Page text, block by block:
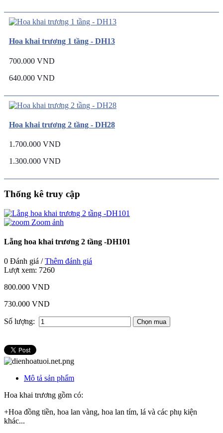
Hoa khai trương 1 tầng - DH13
700.000 VND
640.000 VND
Hoa khai trương 2 tầng - DH28
1.700.000 VND
1.300.000 VND
Thống kê truy cập
Zoom ảnh
Lẵng hoa khai trương 2 tầng -DH101
0 Đánh giá /Thêm đánh giá
Lượt xem: 7260
800.000 VND
730.000 VND
Số lượng:
Mô tả sản phẩm
Hoa khai trương gồm có:
+Hoa đồng tiền, hoa lan vàng, hoa lan tím, lá và các phụ kiện
khác...